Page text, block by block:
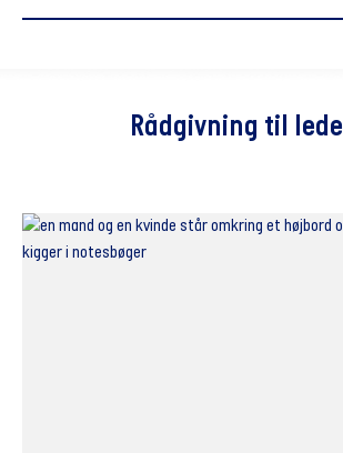
Opfølgning på dialogen
Rådgivning til